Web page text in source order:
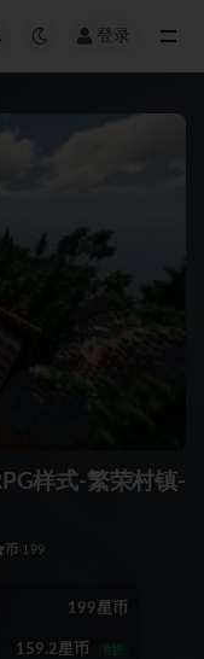
登录
样式-繁荣村镇-
币 199
199星币
159.2星币 8折